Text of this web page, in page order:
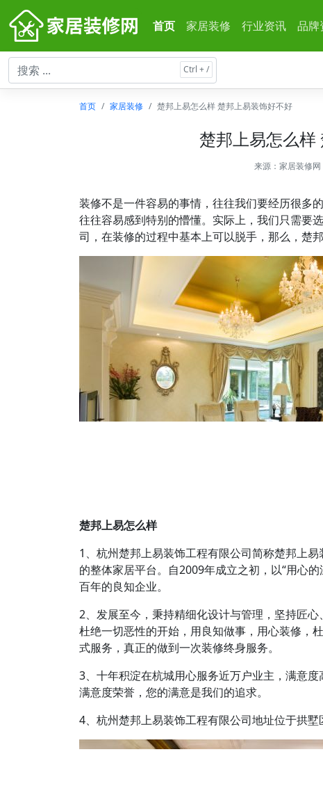
首页 家居装修 行业资讯 品牌
首页 家居装修 楚邦上易怎么样 楚邦上易装饰好不好
楚邦上易怎么样
来源： 家居装修网
装修不是一件容易的事情，往往我们要经历很多
往往容易感到特别的懵懂。实际上，我们只需要
司，在装修的过程中基本上可以脱手，那么，楚
楚邦上易怎么样
1、杭州楚邦上易装饰工程有限公司简称楚邦上
的整体家居平台。自2009年成立之初，以“用心
百年的良知企业。
2、发展至今，秉持精细化设计与管理，坚持匠心
杜绝一切恶性的开始，用良知做事，用心装修，
式服务，真正的做到一次装修终身服务。
3、十年积淀在杭城用心服务近万户业主，满意
满意度荣誉，您的满意是我们的追求。
4、杭州楚邦上易装饰工程有限公司地址位于拱墅